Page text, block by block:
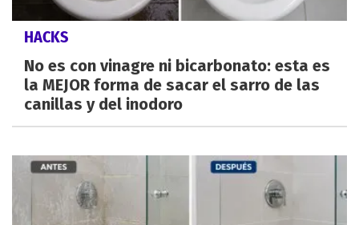
HACKS
No es con vinagre ni bicarbonato: esta es
la MEJOR forma de sacar el sarro de las
canillas y del inodoro